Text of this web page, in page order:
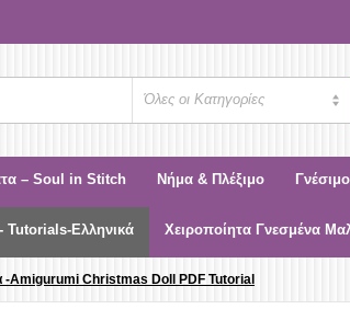
Όλες οι Κατηγορίες
– Soul in Stitch Νήμα & Πλέξιμο
Tutorials-Ελληνικά Χειροποίητα Γνεσμένα
-Amigurumi Christmas Doll PDF Tutorial